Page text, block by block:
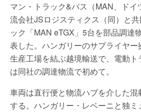
マン・トラック&バス（MAN、ドイ
流会社JSロジスティクス（同）と
ック「MAN eTGX」5台を部品調達
表した。ハンガリーのサプライヤ
生産工場を結ぶ越境輸送で、電動
は同社の調達物流で初めて。
車両は直行便と物流ハブを介した
する。ハンガリー・レベーニと独